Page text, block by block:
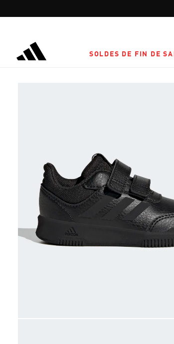
SOLDES DE FIN DE